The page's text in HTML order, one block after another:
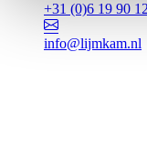
+31 (0)6 19 90
info@lijmkam.nl